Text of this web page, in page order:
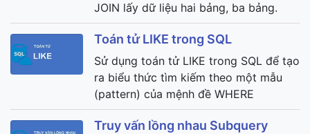
JOIN lấy dữ liệu hai bảng, ba bảng.
Toán tử LIKE trong SQL
Sử dụng toán tử LIKE trong SQL để tạo
ra biểu thức tìm kiếm theo một mẫu
(pattern) của mệnh đề WHERE
Truy vấn lồng nhau Subquery